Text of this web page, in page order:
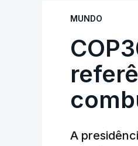
MUNDO
A